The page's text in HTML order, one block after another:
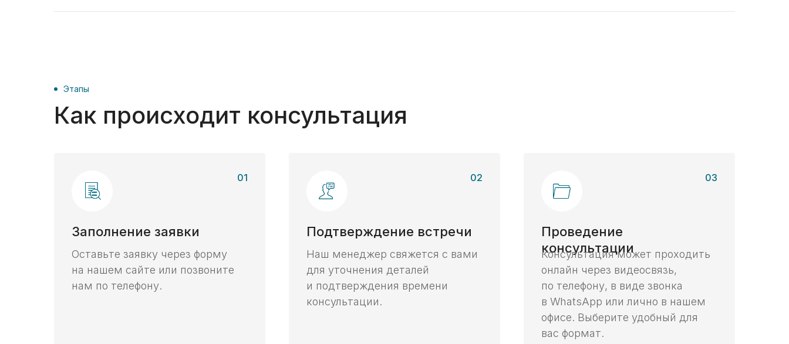
Как происходит консультация
Этапы
Заполнение заявки
Оставьте заявку через форму
на нашем сайте или позвоните
нам по телефону.
Наш менеджер свяжется с вами
для уточнения деталей
и подтверждения времени
консультации.
Подтверждение встречи
Проведение
консультации
Консультация может проходить
онлайн через видеосвязь,
по телефону, в виде звонка
в WhatsApp или лично в нашем
офисе. Выберите удобный для
вас формат.
01 02 03